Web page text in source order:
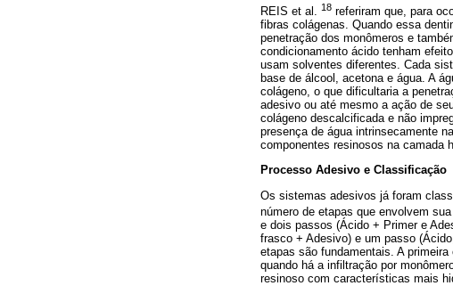
REIS et al. 18 referiram que, para
fibras colágenas. Quando essa
penetração dos monômeros e
condicionamento ácido tenham
usam solventes diferentes. Cada
base de álcool, acetona e água. A
colágeno, o que dificultaria a
adesivo ou até mesmo a ação de
colágeno descalcificada e não
presença de água intrinsecamente
componentes resinosos na camada
Processo Adesivo e Classificação
Os sistemas adesivos já foram
número de etapas que envolvem
e dois passos (Ácido + Primer e
frasco + Adesivo) e um passo
etapas são fundamentais. A
quando há a infiltração por
resinoso com características mais